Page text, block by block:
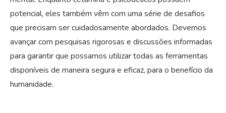
potencial, eles também vêm com uma série de desafios
que precisam ser cuidadosamente abordados. Devemos
avançar com pesquisas rigorosas e discussões informadas
para garantir que possamos utilizar todas as ferramentas
disponíveis de maneira segura e eficaz, para o benefício da
humanidade.